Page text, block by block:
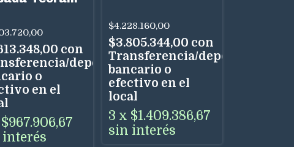
con
depósito
o
en el
$967.906,67
100 Cm
$4.228.160,00
$3.805.344,00 con
Transferencia/depósito
bancario o
efectivo en el
local
3 x $1.409.386,67
sin interés